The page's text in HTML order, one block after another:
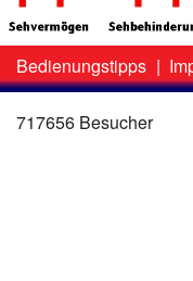
Zweit-
Menü
Bedienungstipps |
717656 Besucher